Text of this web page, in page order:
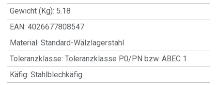
Gewicht (Kg): 5.18
EAN: 4026677808547
Material: Standard-Wälzlagerstahl
Toleranzklasse: Toleranzklasse P0/PN bzw. ABEC 1
Käfig: Stahlblechkäfig